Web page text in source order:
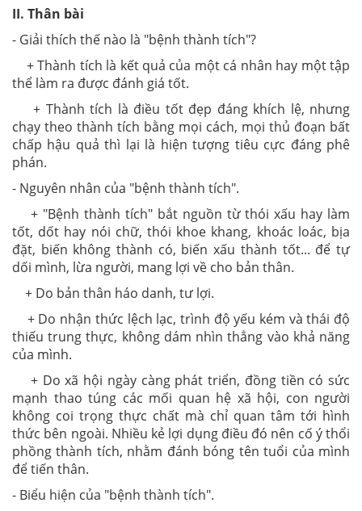
II. Thân bài
- Giải thích thế nào là "bệnh thành tích"?
+ Thành tích là kết quả của một cá nhân hay một tập
thể làm ra được đánh giá tốt.
+ Thành tích là điều tốt đẹp đáng khích lệ, nhưng
chạy theo thành tích bằng mọi cách, mọi thủ đoạn bất
chấp hậu quả thì lại là hiện tượng tiêu cực đáng phê
phán.
- Nguyên nhân của "bệnh thành tích".
+ "Bệnh thành tích" bắt nguồn từ thói xấu hay làm
tốt, dốt hay nói chữ, thói khoe khang, khoác loác, bịa
đặt, biến không thành có, biến xấu thành tốt... để tự
dối mình, lừa người, mang lợi về cho bản thân.
+ Do bản thân háo danh, tư lợi.
+ Do nhận thức lệch lạc, trình độ yếu kém và thái độ
thiếu trung thực, không dám nhìn thẳng vào khả năng
của mình.
+ Do xã hội ngày càng phát triển, đồng tiền có sức
mạnh thao túng các mối quan hệ xã hội, con người
không coi trọng thực chất mà chỉ quan tâm tới hình
thức bên ngoài. Nhiều kẻ lợi dụng điều đó nên cố ý thổi
phồng thành tích, nhằm đánh bóng tên tuổi của mình
để tiến thân.
- Biểu hiện của "bệnh thành tích".